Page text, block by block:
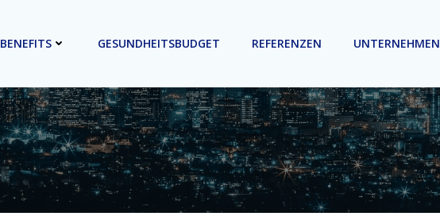
GESUNDHEITSBUDGET REFERENZEN UNTERNEHMEN